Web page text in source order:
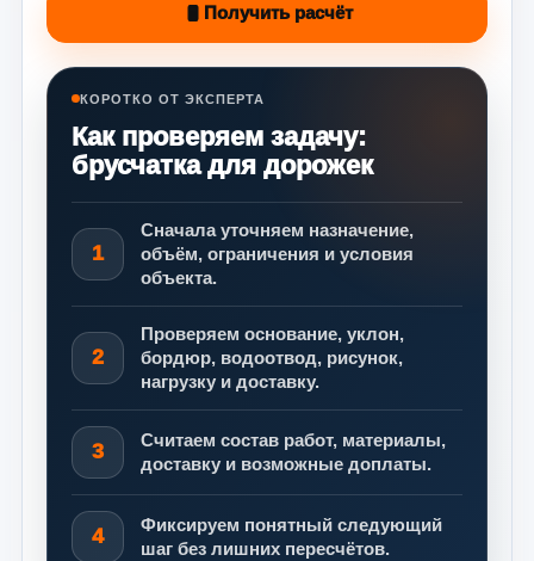
Получить расчёт
КОРОТКО ОТ ЭКСПЕРТА
Как проверяем задачу:
брусчатка для дорожек
1
Сначала уточняем назначение,
объём, ограничения и условия
объекта.
2
Проверяем основание, уклон,
бордюр, водоотвод, рисунок,
нагрузку и доставку.
3
Считаем состав работ, материалы,
доставку и возможные доплаты.
4
Фиксируем понятный следующий
шаг без лишних пересчётов.